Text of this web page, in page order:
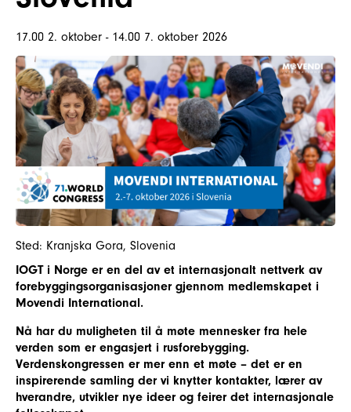
17.00 2. oktober - 14.00 7. oktober 2026
Sted: Kranjska Gora, Slovenia
IOGT i Norge er en del av et internasjonalt nettverk av
forebyggingsorganisasjoner gjennom medlemskapet i
Movendi International.
Nå har du muligheten til å møte mennesker fra hele
verden som er engasjert i rusforebygging.
Verdenskongressen er mer enn et møte – det er en
inspirerende samling der vi knytter kontakter, lærer av
hverandre, utvikler nye ideer og feirer det internasjonale